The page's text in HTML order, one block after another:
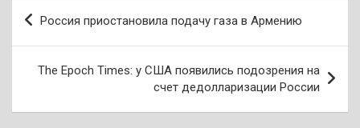
Навигация
записям
Россия приостановила подачу газа в Армению
The Epoch Times: у США появились подозрения на
счет дедолларизации России